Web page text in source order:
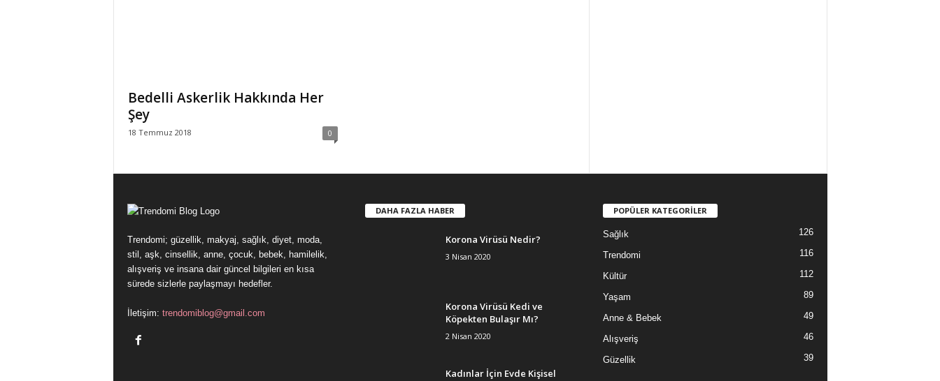
Bedelli Askerlik Hakkında Her
Şey
18 Temmuz 2018 0
Trendomi; güzellik, makyaj, sağlık, diyet, moda,
stil, aşk, cinsellik, anne, çocuk, bebek, hamilelik,
alışveriş ve insana dair güncel bilgileri en kısa
sürede sizlerle paylaşmayı hedefler.
İletişim: trendomiblog@gmail.com
DAHA FAZLA HABER
Korona Virüsü Nedir?
3 Nisan 2020
Korona Virüsü Kedi ve
Köpekten Bulaşır Mı?
2 Nisan 2020
Kadınlar İçin Evde Kişisel
POPÜLER KATEGORİLER
Sağlık 126
Trendomi 116
Kültür 112
Yaşam 89
Anne & Bebek 49
Alışveriş 46
Güzellik 39